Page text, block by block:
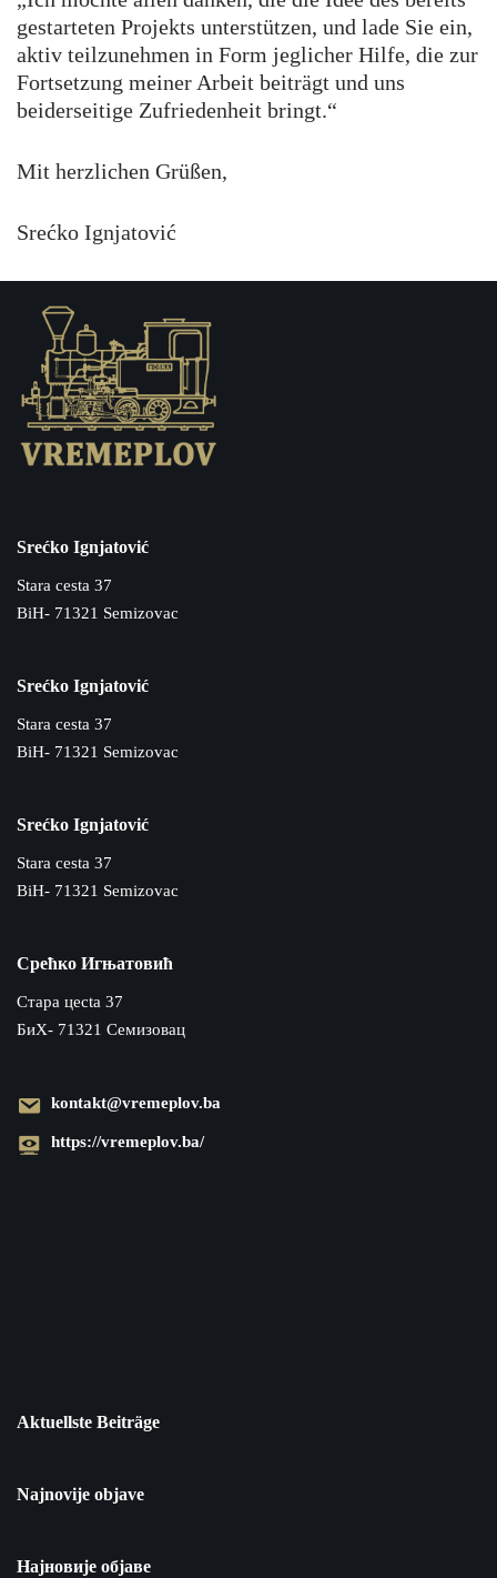
gestarteten Projekts unterstützen, und lade Sie ein,
aktiv teilzunehmen in Form jeglicher Hilfe, die zur
Fortsetzung meiner Arbeit beiträgt und uns
beiderseitige Zufriedenheit bringt.“
Mit herzlichen Grüßen,
Srećko Ignjatović
Srećko Ignjatović
Stara cesta 37
BiH- 71321 Semizovac
Srećko Ignjatović
Stara cesta 37
BiH- 71321 Semizovac
Srećko Ignjatović
Stara cesta 37
BiH- 71321 Semizovac
Срећко Игњатовић
Cтара цecta 37
БиХ- 71321 Семизовац
kontakt@vremeplov.ba
https://vremeplov.ba/
Aktuellste Beiträge
Najnovije objave
Најновије објаве